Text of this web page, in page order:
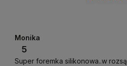
Monika
5
Super foremka silikonowa..w